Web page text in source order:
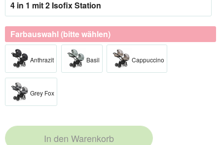
4 in 1 mit 2 Isofix Station
Farbauswahl (bitte wählen)
Anthrazit Basil Cappuccino
Grey Fox
In den Warenkorb